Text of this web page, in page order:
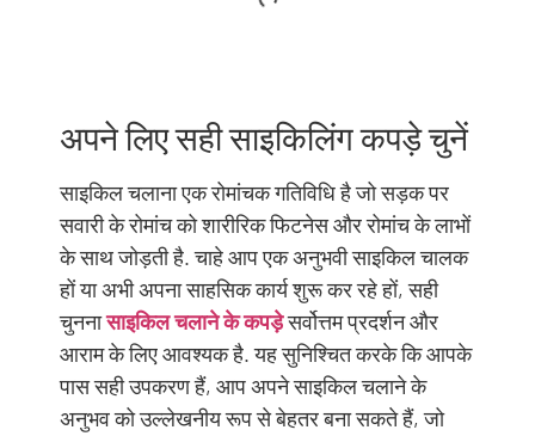
अपने लिए सही साइकिलिंग कपड़े चुनें
साइकिल चलाना एक रोमांचक गतिविधि है जो सड़क पर
सवारी के रोमांच को शारीरिक फिटनेस और रोमांच के लाभों
के साथ जोड़ती है. चाहे आप एक अनुभवी साइकिल चालक
हों या अभी अपना साहसिक कार्य शुरू कर रहे हों, सही
चुननासाइकिल चलाने के कपड़ेसर्वोत्तम प्रदर्शन और
आराम के लिए आवश्यक है. यह सुनिश्चित करके कि आपके
पास सही उपकरण हैं, आप अपने साइकिल चलाने के
अनुभव को उल्लेखनीय रूप से बेहतर बना सकते हैं, जो